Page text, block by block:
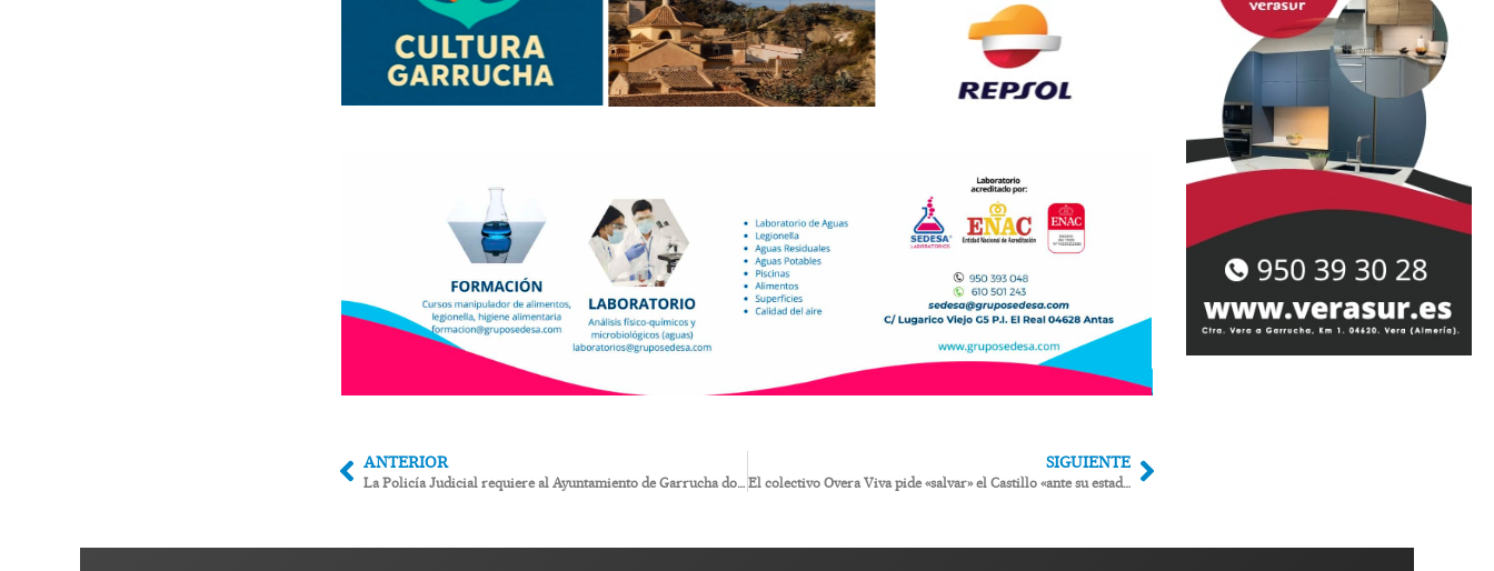
ANTERIOR
La Policía Judicial requiere al Ayuntamiento de Garrucha documentación sobre el uso de los 4 millones recibidos por la concesión del agua
SIGUIENTE
El colectivo Overa Viva pide «salvar» el Castillo «ante su estado de abandono»